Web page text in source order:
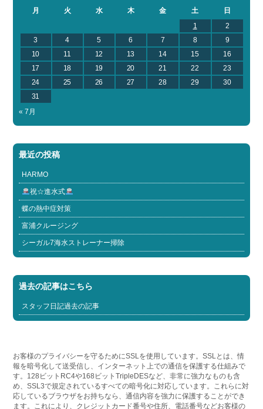
月
火 水 木 金 土
日
1
2
3
4 5 6 7 8
9
10
11 12 13 14 15
16
17
18 19 20 21 22
23
24
25 26 27 28 29
30
31
« 7月
最近の投稿
HARMO
祝☆進水式
蝶の熱中症対策
富浦クルージング
シーガル7海水ストレーナー掃除
過去の記事はこちら
スタッフ日記過去の記事
お客様のプライバシーを守るためにSSLを使用しています。SSLとは、情
報を暗号化して送受信し、インターネット上での通信を保護する仕組みで
す。128ビットRC4や168ビットTripleDESなど、非常に強力なものも含
め、SSL3で規定されているすべての暗号化に対応しています。これらに対
応しているブラウザをお持ちなら、通信内容を強力に保護することができ
ます。これにより、クレジットカード番号や住所、電話番号などお客様の